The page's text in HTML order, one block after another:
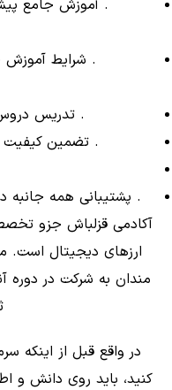
. آموزش جامع
. شرایط
. تدریس دروس
. تضمین کیفیت
. پشتیبانی همه جانبه
آکادمی قزلباش جزو
ارزهای دیجیتال است.
مندان به شرکت در دوره
در واقع قبل از اینکه
کنید، باید روی دانش و